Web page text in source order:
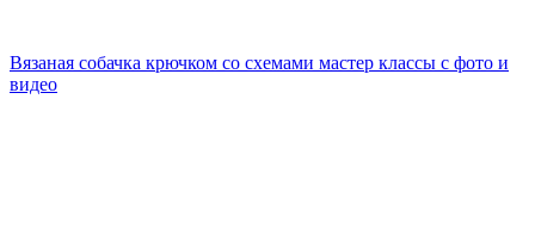
Вязаная собачка крючком со схемами мастер классы с фото и
видео